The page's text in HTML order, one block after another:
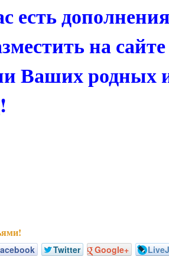
есть
на
Ваших родных
!
Twitter Google+